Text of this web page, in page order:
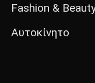
Fashion &
Αυτοκίνητο